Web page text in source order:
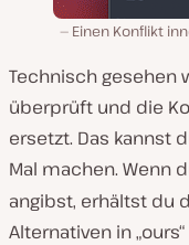
Einen Konflikt
Technisch gesehen
überprüft und die
ersetzt. Das kannst
Mal machen. Wenn
angibst, erhältst du
Alternativen in